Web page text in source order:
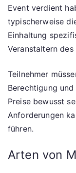
Event verdient
typischerweise
Einhaltung
Veranstaltern
Teilnehmer
Berechtigung
Preise bewusst
Anforderungen
führen.
Arten von